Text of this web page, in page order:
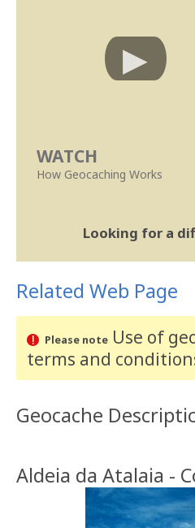
WATCH
How Geocaching Works
Looking for a
Related Web Page
Please noteUse of
terms and
Geocache
Aldeia da Atalaia -